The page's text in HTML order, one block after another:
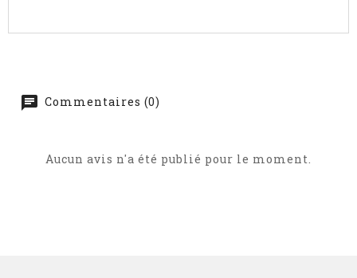
Commentaires (0)
Aucun avis n'a été publié pour le moment.